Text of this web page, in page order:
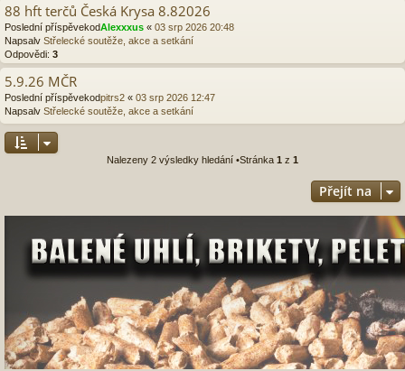
88 hft terčů Česká Krysa 8.82026
Poslední příspěvekodAlexxxus « 03 srp 2026 20:48
Napsalv Střelecké soutěže, akce a setkání
Odpovědi: 3
5.9.26 MČR
Poslední příspěvekodpitrs2 « 03 srp 2026 12:47
Napsalv Střelecké soutěže, akce a setkání
Nalezeny 2 výsledky hledání •Stránka 1 z 1
Přejít na